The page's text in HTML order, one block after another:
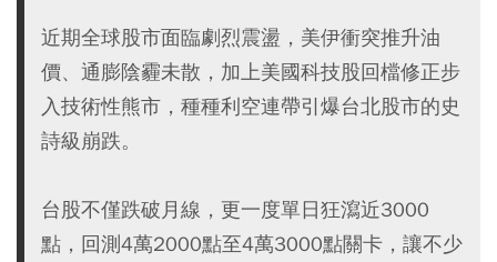
近期全球股市面臨劇烈震盪，美伊衝突推升油
價、通膨陰霾未散，加上美國科技股回檔修正步
入技術性熊市，種種利空連帶引爆台北股市的史
詩級崩跌。
台股不僅跌破月線，更一度單日狂瀉近3000
點，回測4萬2000點至4萬3000點關卡，讓不少